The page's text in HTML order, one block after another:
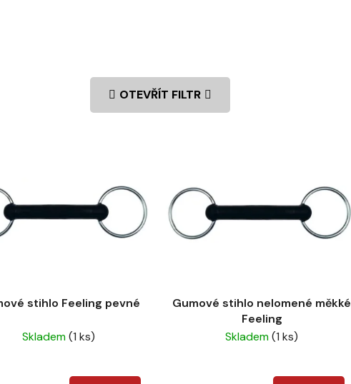
OTEVŘÍT FILTR
stihlo Feeling pevné
Skladem(1 ks)
Gumové stihlo nelomené měkké
Feeling
Skladem(1 ks)